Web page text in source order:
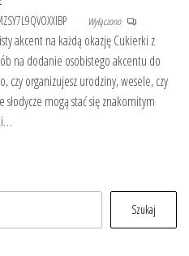
Wyłączono
akcent na każdą okazję Cukierki z
na dodanie osobistego akcentu do
czy organizujesz urodziny, wesele, czy
mogą stać się znakomitym
Szukaj